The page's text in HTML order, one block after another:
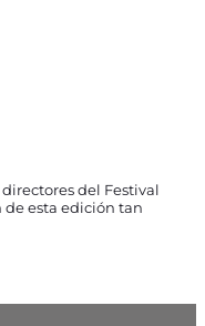
del Festival
de esta edición tan